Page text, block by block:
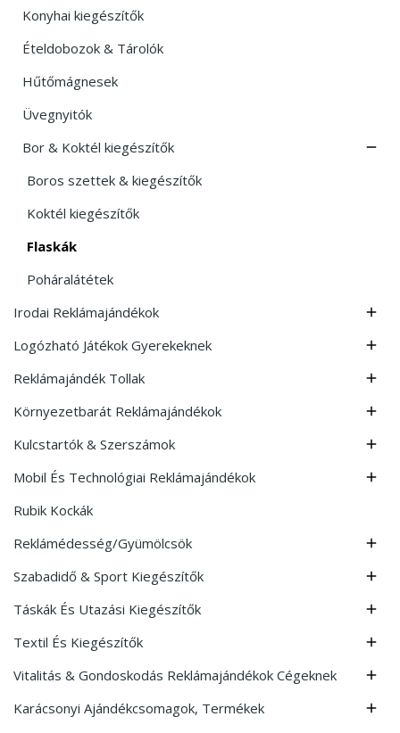
Konyhai kiegészítők
Ételdobozok & Tárolók
Hűtőmágnesek
Üvegnyitók
Bor & Koktél kiegészítők

Boros szettek & kiegészítők
Koktél kiegészítők
Flaskák
Poháralátétek
Irodai Reklámajándékok

Logózható Játékok Gyerekeknek 
Reklámajándék Tollak 
Környezetbarát Reklámajándékok 
Kulcstartók & Szerszámok 
Mobil És Technológiai Reklámajándékok 
Rubik Kockák
Reklámédesség/Gyümölcsök

Szabadidő & Sport Kiegészítők 
Táskák És Utazási Kiegészítők 
Textil És Kiegészítők 
Vitalitás & Gondoskodás Reklámajándékok Cégeknek 
Karácsonyi Ajándékcsomagok, Termékek 